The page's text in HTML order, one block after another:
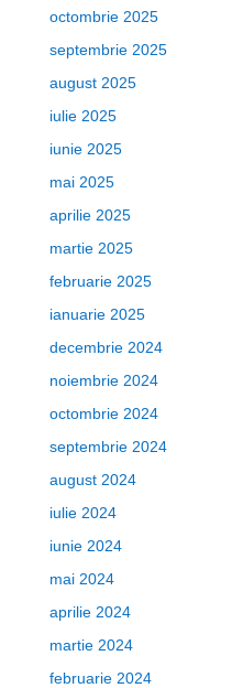
octombrie 2025
septembrie 2025
august 2025
iulie 2025
iunie 2025
mai 2025
aprilie 2025
martie 2025
februarie 2025
ianuarie 2025
decembrie 2024
noiembrie 2024
octombrie 2024
septembrie 2024
august 2024
iulie 2024
iunie 2024
mai 2024
aprilie 2024
martie 2024
februarie 2024